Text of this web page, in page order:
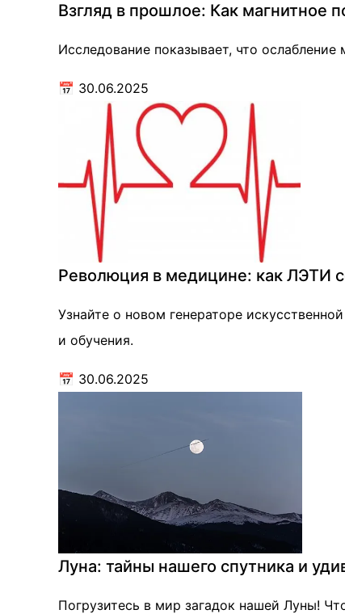
Взгляд в прошлое: Как магнитное
Исследование показывает, что ослабление
📅 30.06.2025
Революция в медицине: как ЛЭТИ
Узнайте о новом генераторе
и обучения.
📅 30.06.2025
Луна: тайны нашего спутника и
Погрузитесь в мир загадок нашей Луны!